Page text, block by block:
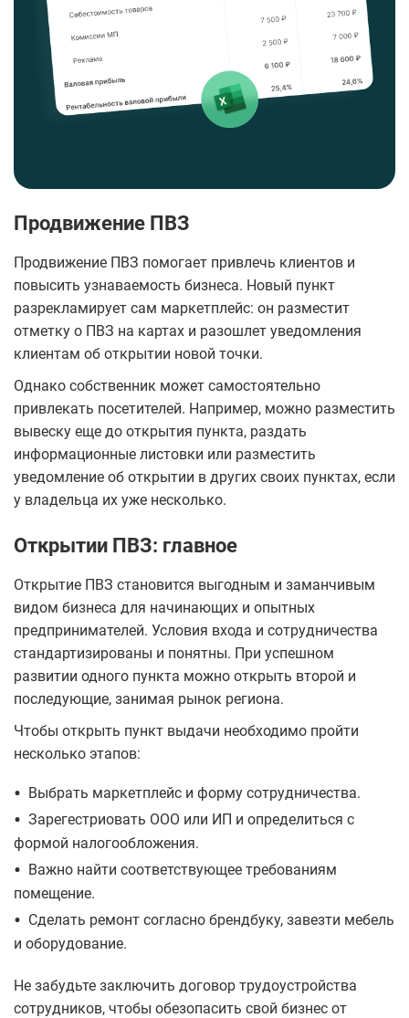
Продвижение ПВЗ
Продвижение ПВЗ помогает привлечь клиентов и
повысить узнаваемость бизнеса. Новый пункт
разрекламирует сам маркетплейс: он разместит
отметку о ПВЗ на картах и разошлет уведомления
клиентам об открытии новой точки.
Однако собственник может самостоятельно
привлекать посетителей. Например, можно разместить
вывеску еще до открытия пункта, раздать
информационные листовки или разместить
уведомление об открытии в других своих пунктах, если
у владельца их уже несколько.
Открытии ПВЗ: главное
Открытие ПВЗ становится выгодным и заманчивым
видом бизнеса для начинающих и опытных
предпринимателей. Условия входа и сотрудничества
стандартизированы и понятны. При успешном
развитии одного пункта можно открыть второй и
последующие, занимая рынок региона.
Чтобы открыть пункт выдачи необходимо пройти
несколько этапов:
• Выбрать маркетплейс и форму сотрудничества.
• Зарегестриовать ООО или ИП и определиться с
формой налогообложения.
• Важно найти соответствующее требованиям
помещение.
• Сделать ремонт согласно брендбуку, завезти мебель
и оборудование.
Не забудьте заключить договор трудоустройства
сотрудников, чтобы обезопасить свой бизнес от